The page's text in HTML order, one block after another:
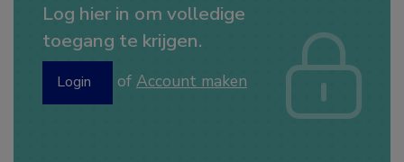
Log hier in om volledige
toegang te krijgen.
Login of Account maken